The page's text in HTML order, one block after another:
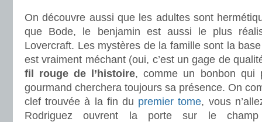
On découvre aussi que les adultes sont
que Bode, le benjamin est aussi le plus
Lovercraft. Les mystères de la famille sont la
est vraiment méchant (oui, c’est un gage de
fil rouge de l’histoire, comme un bonbon qui
gourmand cherchera toujours sa présence. On
clef trouvée à la fin du premier tome, vous
Rodriguez ouvrent la porte sur le